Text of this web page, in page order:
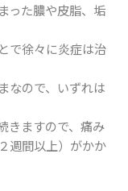
った膿や皮脂、垢
で徐々に炎症は治
なので、いずれは
きますので、痛み
週間以上）がかか